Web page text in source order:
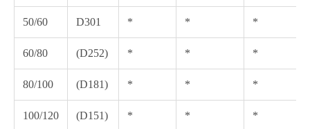
50/60 D301 * * *
60/80 (D252) * * *
80/100 (D181) * * *
100/120 (D151) * * *